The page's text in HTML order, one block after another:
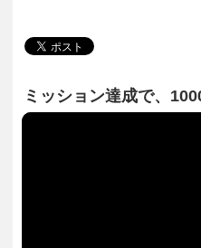
ミッション達成で、